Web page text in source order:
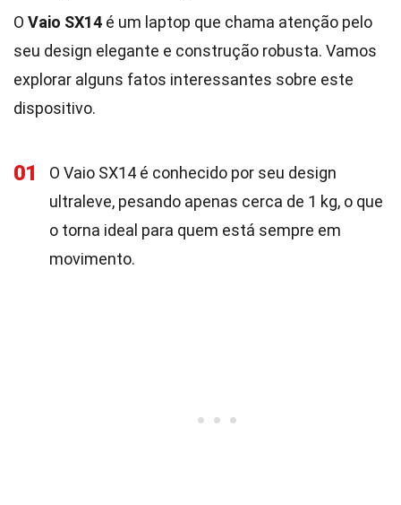
O Vaio SX14 é um laptop que chama atenção pelo
seu design elegante e construção robusta. Vamos
explorar alguns fatos interessantes sobre este
dispositivo.
01
O Vaio SX14 é conhecido por seu design
ultraleve, pesando apenas cerca de 1 kg, o que
o torna ideal para quem está sempre em
movimento.